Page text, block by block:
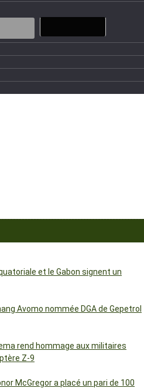
et le Gabon signent un
Avomo nommée DGA de Gepetrol
rend hommage aux militaires
Z-9
McGregor a placé un pari de 100